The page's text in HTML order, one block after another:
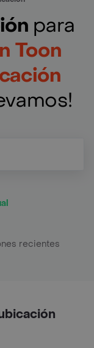
para
Toon
recientes